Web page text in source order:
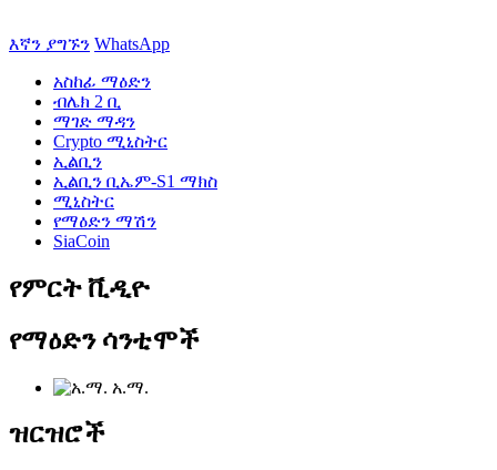
እኛን ያግኙን WhatsApp
አስከፊ ማዕድን
ብሌክ 2 ቢ
ማገድ ማዳን
Crypto ሚኒስትር
ኢልቢን
ኢልቢን ቢኤም-S1 ማክስ
ሚኒስትር
የማዕድን ማሽን
SiaCoin
የምርት ቪዲዮ
የማዕድን ሳንቲሞች
አ.ማ.
ዝርዝሮች